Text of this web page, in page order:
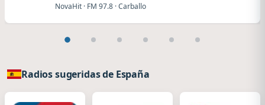
NovaHit · FM 97.8 · Carballo
Radios sugeridas de España